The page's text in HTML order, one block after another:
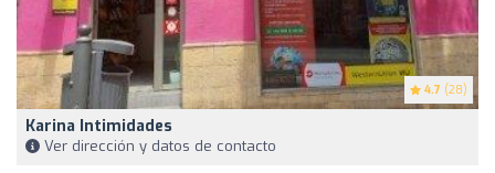
4.7 (28)
Karina Intimidades
Ver dirección y datos de contacto